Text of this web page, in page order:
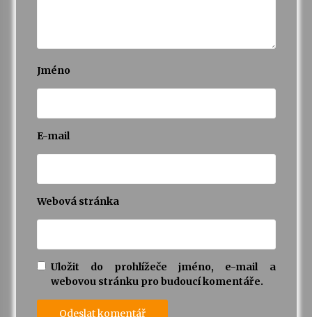
Jméno
E-mail
Webová stránka
Uložit do prohlížeče jméno, e-mail a
webovou stránku pro budoucí komentáře.